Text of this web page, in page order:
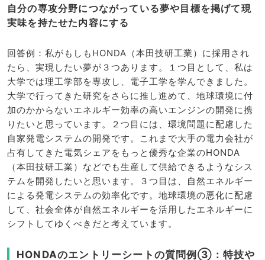
自分の専攻分野につながっている夢や目標を掲げて現
実味を持たせた内容にする
回答例：私がもしもHONDA（本田技研工業）に採用され
たら、実現したい夢が３つあります。１つ目として、私は
大学では理工学部を専攻し、電子工学を学んできました。
大学で行ってきた研究をさらに推し進めて、地球環境に付
加のかからないエネルギー効率の高いエンジンの開発に携
りたいと思っています。２つ目には、環境問題に配慮した
自家発電システムの開発です。これまで大手の電力会社が
占有してきた電気シェアをもっと優秀な企業のHONDA
（本田技研工業）などでも生産して供給できるようなシス
テムを開発したいと思います。３つ目は、自然エネルギー
による発電システムの効率化です。地球環境の悪化に配慮
して、社会全体が自然エネルギーを活用したエネルギーに
シフトしてゆくべきだと考えています。
HONDAのエントリーシートの質問例③：特技や